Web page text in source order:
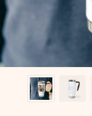
Sans complications,